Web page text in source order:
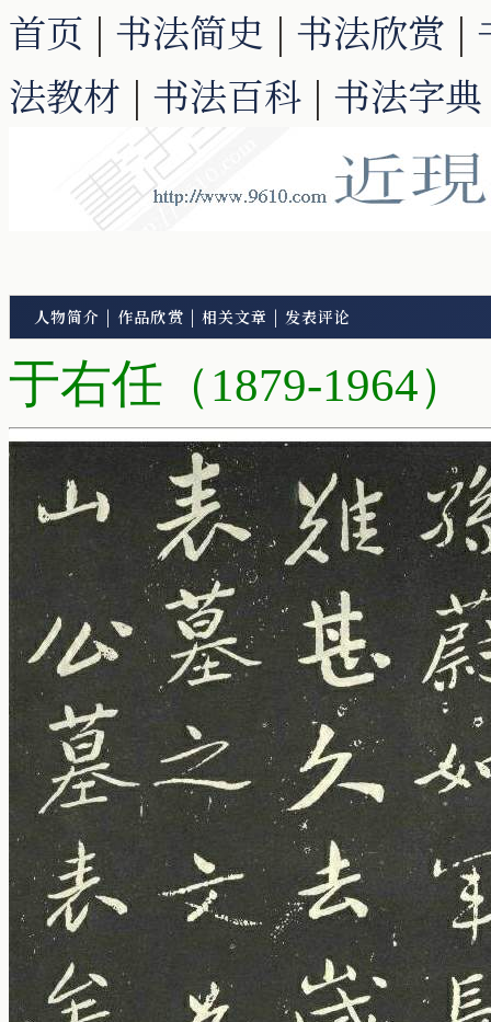
首页 | 书法简史 | 书法欣赏 |
法教材 | 书法百科 | 书法字典
人物简介 | 作品欣赏 | 相关文章 | 发表评论
于右任 （1879-1964）